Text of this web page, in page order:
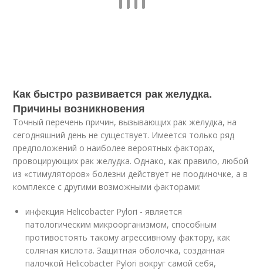
Как быстро развивается рак желудка.
Причины возникновения
Точный перечень причин, вызывающих рак желудка, на
сегодняшний день не существует. Имеется только ряд
предположений о наиболее вероятных факторах,
провоцирующих рак желудка. Однако, как правило, любой
из «стимуляторов» болезни действует не поодиночке, а в
комплексе с другими возможными факторами:
инфекция Helicobacter Pylori - является
патологическим микроорганизмом, способным
противостоять такому агрессивному фактору, как
соляная кислота. Защитная оболочка, созданная
палочкой Helicobacter Pylori вокруг самой себя,